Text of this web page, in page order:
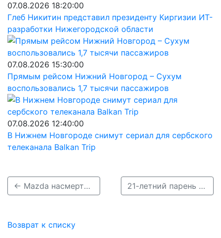
07.08.2026 18:20:00
Глеб Никитин представил президенту Киргизии ИТ-
разработки Нижегородской области
07.08.2026 15:30:00
Прямым рейсом Нижний Новгород – Сухум
воспользовались 1,7 тысячи пассажиров
07.08.2026 12:40:00
В Нижнем Новгороде снимут сериал для сербского
телеканала Balkan Trip
← Mazda насмерть сбила пешехода при обгоне в Павловском округе 21-летний парень разбился насмерть на «Ладе» в Нижнем Новгороде →
Возврат к списку